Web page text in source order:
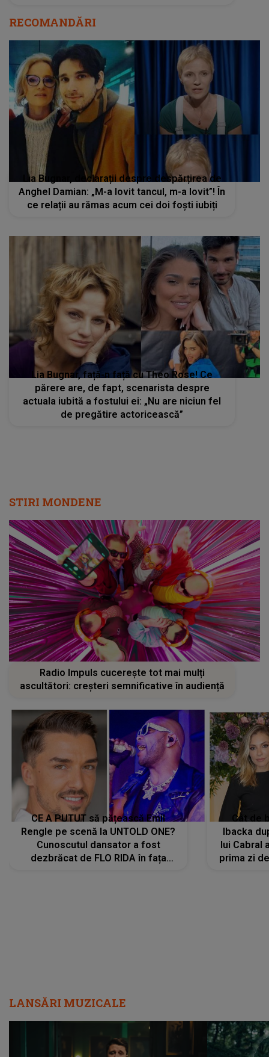
RECOMANDĂRI
Lia Bugnar, declarații despre despărțirea de
Anghel Damian: „M-a lovit tancul, m-a lovit”! În
ce relații au rămas acum cei doi foști iubiți
Lia Bugnar, față-n față cu Theo Rose! Ce
părere are, de fapt, scenarista despre
actuala iubită a fostului ei: „Nu are niciun fel
de pregătire actoricească”
STIRI MONDENE
Radio Impuls cucerește tot mai mulți
ascultători: creșteri semnificative în audiență
CE A PUTUT să pățească Emil
Rengle pe scenă la UNTOLD ONE?
Cunoscutul dansator a fost
dezbrăcat de FLO RIDA în fața
Cât de
Ibacka
lui Cabral
prima zi
LANSĂRI MUZICALE